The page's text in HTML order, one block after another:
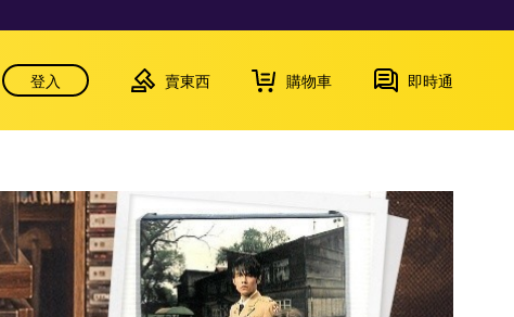
登入 賣東西 購物車 即時通